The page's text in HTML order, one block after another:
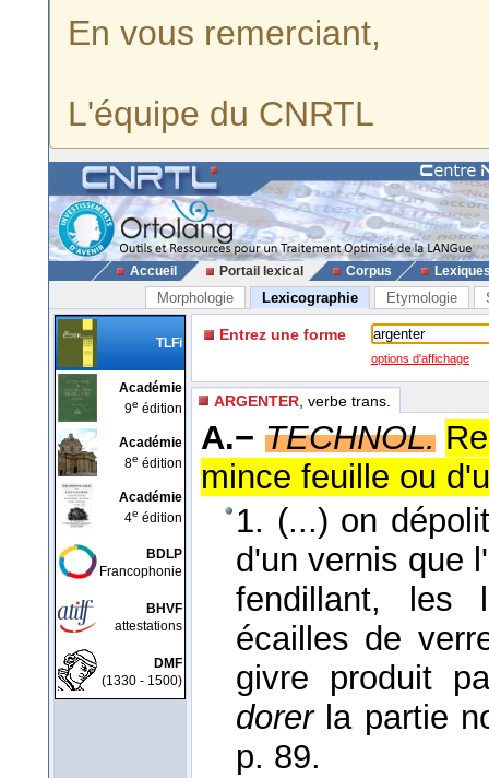
En vous remerciant,
L'équipe du CNRTL
Accueil Portail lexical Corpus
Morphologie Lexicographie Etymologie
TLFi
Académie
9e édition
Académie
8e édition
Académie
4e édition
BDLP
Francophonie
BHVF
attestations
DMF
(1330 - 1500)
Entrez une forme
options d'affichage
ARGENTER , verbe trans.
A.− TECHNOL.
mince feuille ou
1. (...) on
d'un vernis que
fendillant, les
écailles de
givre produit
dorerla partie
p. 89.